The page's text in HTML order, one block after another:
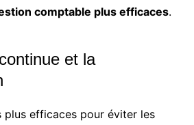
comptable plus efficaces.
et la
plus efficaces pour éviter les